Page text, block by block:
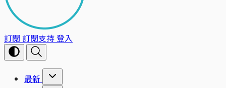
訂閱 訂閱支持登入
最新